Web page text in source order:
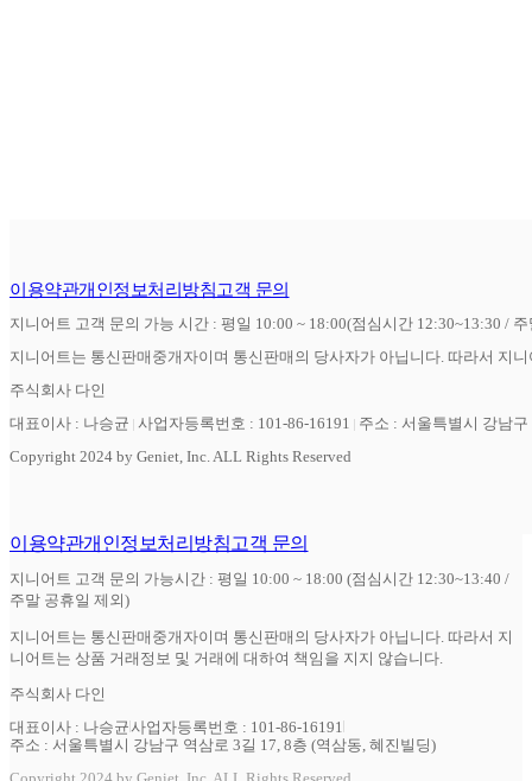
이용약관개인정보처리방침고객 문의
지니어트 고객 문의 가능 시간 : 평일 10:00 ~ 18:00(점심시간 12:30~13:30 /
지니어트는 통신판매중개자이며 통신판매의 당사자가 아닙니다. 따라서 지
주식회사 다인
대표이사 : 나승균 사업자등록번호 : 101-86-16191
주소 : 서울특별시 강남
Copyright 2024 by Geniet, Inc. ALL Rights Reserved
이용약관개인정보처리방침고객 문의
지니어트 고객 문의 가능시간 : 평일 10:00 ~ 18:00 (점심시간 12:30~13:40 /
주말 공휴일 제외)
지니어트는 통신판매중개자이며 통신판매의 당사자가 아닙니다. 따라서 지
니어트는 상품 거래정보 및 거래에 대하여 책임을 지지 않습니다.
주식회사 다인
대표이사 : 나승균사업자등록번호 : 101-86-16191
주소 : 서울특별시 강남구 역삼로 3길 17, 8층 (역삼동, 혜진빌딩)